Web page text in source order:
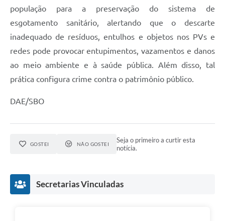
população para a preservação do sistema de
esgotamento sanitário, alertando que o descarte
inadequado de resíduos, entulhos e objetos nos PVs e
redes pode provocar entupimentos, vazamentos e danos
ao meio ambiente e à saúde pública. Além disso, tal
prática configura crime contra o patrimônio público.
DAE/SBO
GOSTEI NÃO GOSTEI
Seja o primeiro a curtir esta
notícia.
Secretarias Vinculadas